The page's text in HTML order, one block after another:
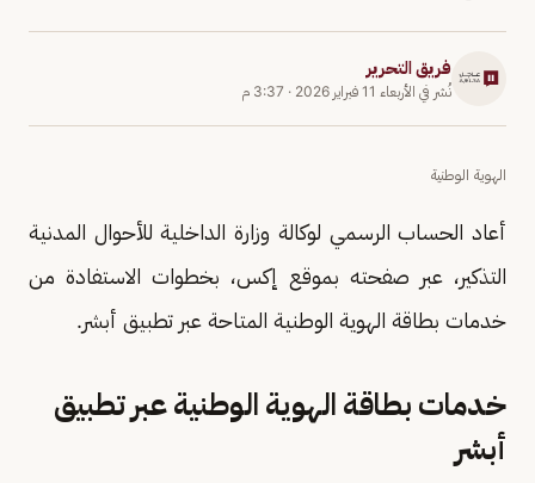
فريق التحرير
نُشر في الأربعاء 11 فبراير 2026 · 3:37 م
الهوية الوطنية
أعاد الحساب الرسمي لوكالة وزارة الداخلية للأحوال المدنية
التذكير، عبر صفحته بموقع إكس، بخطوات الاستفادة من
خدمات بطاقة الهوية الوطنية المتاحة عبر تطبيق أبشر.
خدمات بطاقة الهوية الوطنية عبر تطبيق
أبشر